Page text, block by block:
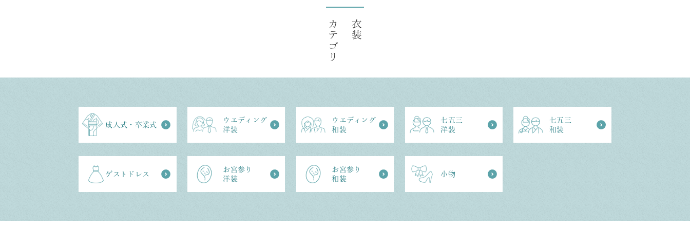
カテゴリ 衣装
成⼈式・卒業式
ウエディング
洋装
ウエディング
和装
七五三
洋装
七五三
和装
ゲストドレス
お宮参り
洋装
お宮参り
和装
⼩物